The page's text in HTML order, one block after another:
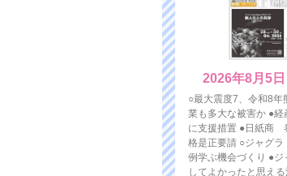
2026年8月5
○最大震度7、令和8
業も多大な被害か ●
に支援措置 ●日紙商
格是正要請 ○ジャグ
例学ぶ機会づくり ●
してよかったと思え